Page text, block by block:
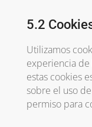
5.2
Utilizamos
experiencia de
estas cookies
sobre el uso
permiso para